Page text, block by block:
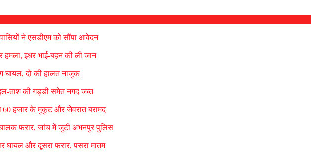
ने एसडीएम को सौंपा आवेदन
इधर भाई-बहन की ली जान
घायल, दो की हालत नाजुक
ताश की गड्डी समेत नगद जब्त
60 हजार के मुकुट और जेवरात बरामद
फरार, जांच में जुटी अभनपुर पुलिस
घायल और दूसरा फरार, पसरा मातम